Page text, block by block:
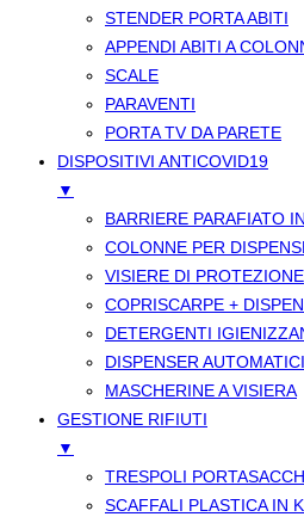
STENDER PORTA ABITI
APPENDI ABITI A
SCALE
PARAVENTI
PORTA TV DA PARETE
DISPOSITIVI ANTICOVID19
▼
BARRIERE PARAFIATO
COLONNE PER
VISIERE DI PROTEZIONE
COPRISCARPE +
DETERGENTI
DISPENSER
MASCHERINE A VISIERA
GESTIONE RIFIUTI
▼
TRESPOLI
SCAFFALI PLASTICA IN